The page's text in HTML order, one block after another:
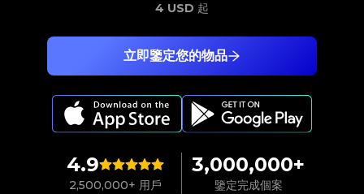
4.9
2,500,000+ 用戶
3,000,000+
鑒定完成個案
立即鑒定您的物品
4 USD 起